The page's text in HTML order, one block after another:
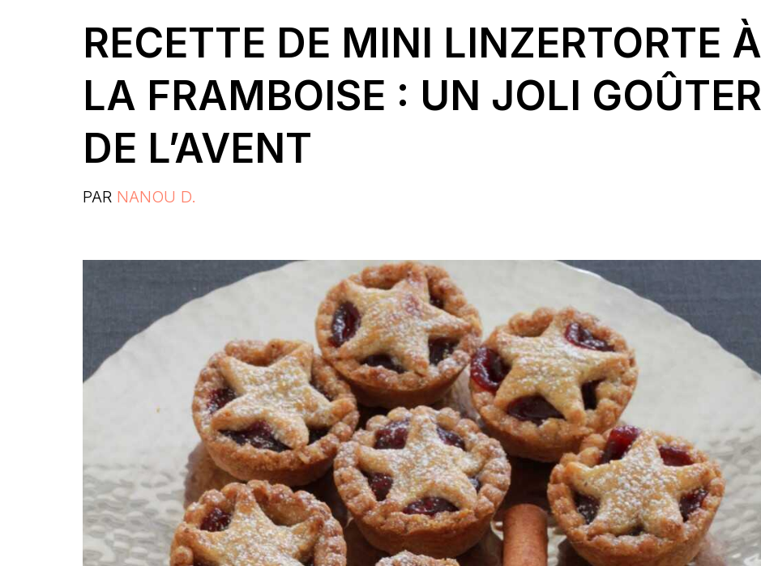
RECETTE DE MINI LINZERTORTE À
LA FRAMBOISE : UN JOLI GOÛTER
DE L’AVENT
PAR NANOU D.